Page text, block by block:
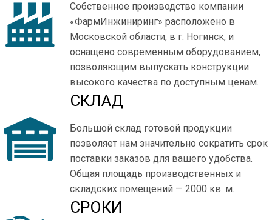
Собственное производство компании
«ФармИнжиниринг» расположено в
Московской области, в г. Ногинск, и
оснащено современным оборудованием,
позволяющим выпускать конструкции
высокого качества по доступным ценам.
СКЛАД
Большой склад готовой продукции
позволяет нам значительно сократить срок
поставки заказов для вашего удобства.
Общая площадь производственных и
складских помещений — 2000 кв. м.
СРОКИ